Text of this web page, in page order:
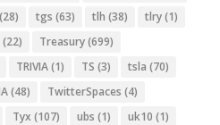
(28) tgs (63) tlh (38) tlry(1)
(22) Treasury(699)
TRIVIA(1) TS (3) tsla (70)
(48) TwitterSpaces (4)
Tyx (107) ubs (1) uk10 (1)